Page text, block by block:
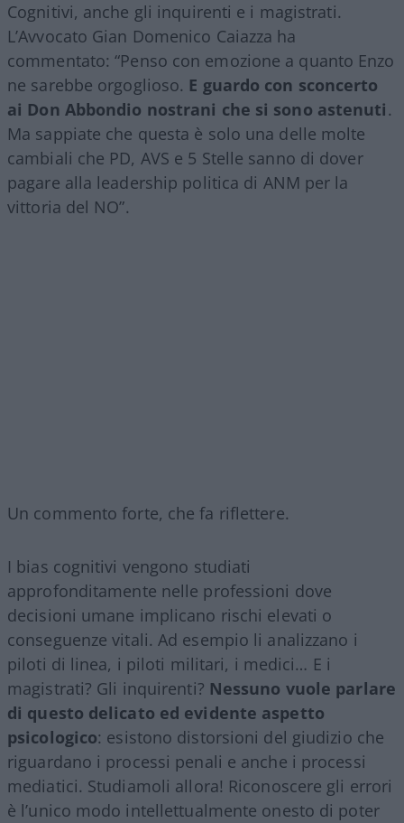
Cognitivi, anche gli inquirenti e i magistrati.
L’Avvocato Gian Domenico Caiazza ha
commentato: “Penso con emozione a quanto Enzo
ne sarebbe orgoglioso. E guardo con sconcerto
ai Don Abbondio nostrani che si sono astenuti.
Ma sappiate che questa è solo una delle molte
cambiali che PD, AVS e 5 Stelle sanno di dover
pagare alla leadership politica di ANM per la
vittoria del NO”.
Un commento forte, che fa riflettere.
I bias cognitivi vengono studiati
approfonditamente nelle professioni dove
decisioni umane implicano rischi elevati o
conseguenze vitali. Ad esempio li analizzano i
piloti di linea, i piloti militari, i medici… E i
magistrati? Gli inquirenti? Nessuno vuole parlare
di questo delicato ed evidente aspetto
psicologico: esistono distorsioni del giudizio che
riguardano i processi penali e anche i processi
mediatici. Studiamoli allora! Riconoscere gli errori
è l’unico modo intellettualmente onesto di poter